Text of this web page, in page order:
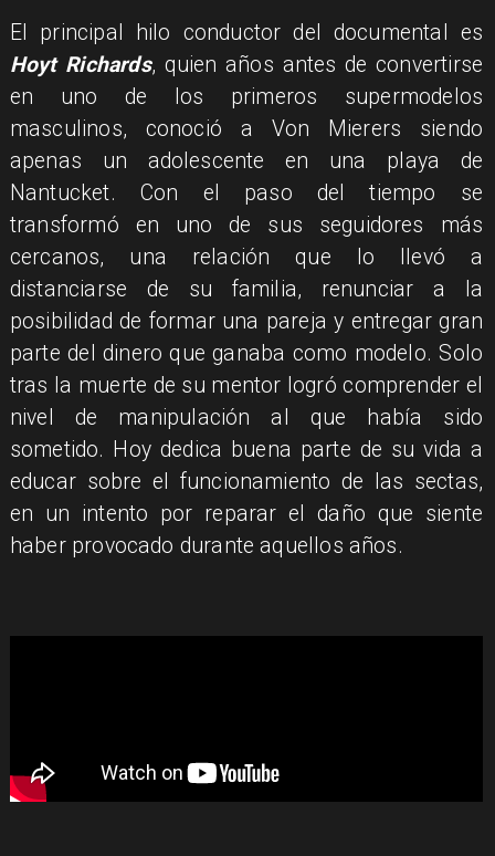
El principal hilo conductor del documental es
Hoyt Richards, quien años antes de convertirse
en uno de los primeros supermodelos
masculinos, conoció a Von Mierers siendo
apenas un adolescente en una playa de
Nantucket. Con el paso del tiempo se
transformó en uno de sus seguidores más
cercanos, una relación que lo llevó a
distanciarse de su familia, renunciar a la
posibilidad de formar una pareja y entregar gran
parte del dinero que ganaba como modelo. Solo
tras la muerte de su mentor logró comprender el
nivel de manipulación al que había sido
sometido. Hoy dedica buena parte de su vida a
educar sobre el funcionamiento de las sectas,
en un intento por reparar el daño que siente
haber provocado durante aquellos años.